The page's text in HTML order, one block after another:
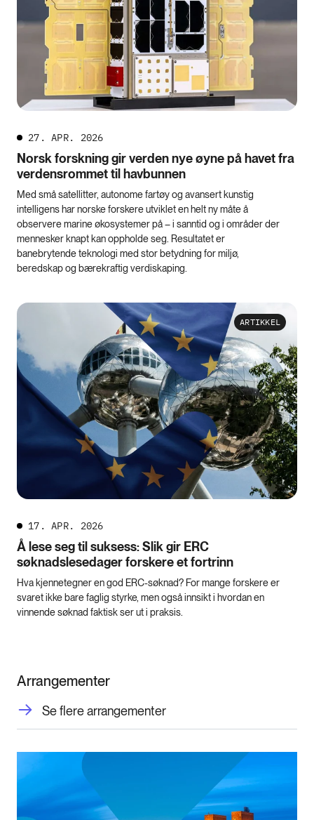
27. APR. 2026
Norsk forskning gir verden nye øyne på havet fra
verdensrommet til havbunnen
Med små satellitter, autonome fartøy og avansert kunstig
intelligens har norske forskere utviklet en helt ny måte å
observere marine økosystemer på – i sanntid og i områder der
mennesker knapt kan oppholde seg. Resultatet er
banebrytende teknologi med stor betydning for miljø,
beredskap og bærekraftig verdiskaping.
ARTIKKEL
17. APR. 2026
Å lese seg til suksess: Slik gir ERC
søknadslesedager forskere et fortrinn
Hva kjennetegner en god ERC-søknad? For mange forskere er
svaret ikke bare faglig styrke, men også innsikt i hvordan en
vinnende søknad faktisk ser ut i praksis.
Arrangementer
Se flere arrangementer